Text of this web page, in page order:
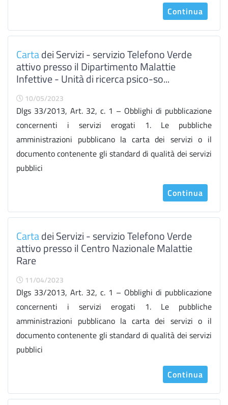
Continua
Cartadei Servizi - servizio Telefono Verde
attivo presso il Dipartimento Malattie
Infettive - Unità di ricerca psico-so...
10/05/2023
Dlgs 33/2013, Art. 32, c. 1 – Obblighi di pubblicazione
concernenti i servizi erogati 1. Le pubbliche
amministrazioni pubblicano la carta dei servizi o il
documento contenente gli standard di qualità dei servizi
pubblici
Continua
Cartadei Servizi - servizio Telefono Verde
attivo presso il Centro Nazionale Malattie
Rare
11/04/2023
Dlgs 33/2013, Art. 32, c. 1 – Obblighi di pubblicazione
concernenti i servizi erogati 1. Le pubbliche
amministrazioni pubblicano la carta dei servizi o il
documento contenente gli standard di qualità dei servizi
pubblici
Continua